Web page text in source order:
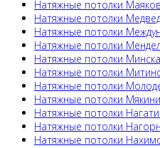
Натяжные потолки
Натяжные потолки
Натяжные потолки
Натяжные потолки
Натяжные потолки
Натяжные потолки
Натяжные потолки
Натяжные потолки
Натяжные потолки
Натяжные потолки
Натяжные потолки